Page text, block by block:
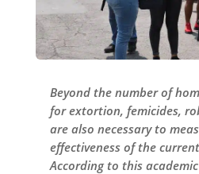
Beyond the number of
for extortion, femicides,
are also necessary to
effectiveness of the
According to this